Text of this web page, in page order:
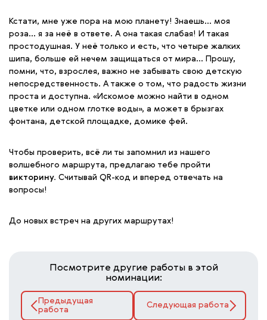
Кстати, мне уже пора на мою планету! Знаешь… моя
роза… я за неё в ответе. А она такая слабая! И такая
простодушная. У неё только и есть, что четыре жалких
шипа, больше ей нечем защищаться от мира… Прошу,
помни, что, взрослея, важно не забывать свою детскую
непосредственность. А также о том, что радость жизни
проста и доступна. «Искомое можно найти в одном
цветке или одном глотке воды», а может в брызгах
фонтана, детской площадке, домике фей.
Чтобы проверить, всё ли ты запомнил из нашего
волшебного маршрута, предлагаю тебе пройти
викторину. Считывай QR-код и вперед отвечать на
вопросы!
До новых встреч на других маршрутах!
Посмотрите другие работы в этой
номинации:
Предыдущая
работа
Следующая работа